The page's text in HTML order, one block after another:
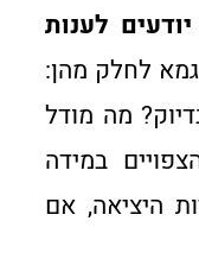
לענות
לחלק מהן:
מה מודל
במידה
היציאה, אם